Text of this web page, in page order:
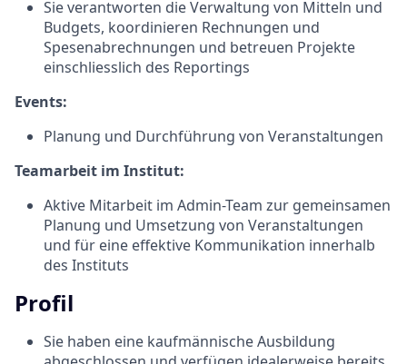
Sie verantworten die Verwaltung von Mitteln und
Budgets, koordinieren Rechnungen und
Spesenabrechnungen und betreuen Projekte
einschliesslich des Reportings
Events:
Planung und Durchführung von Veranstaltungen
Teamarbeit im Institut:
Aktive Mitarbeit im Admin-Team zur gemeinsamen
Planung und Umsetzung von Veranstaltungen
und für eine effektive Kommunikation innerhalb
des Instituts
Profil
Sie haben eine kaufmännische Ausbildung